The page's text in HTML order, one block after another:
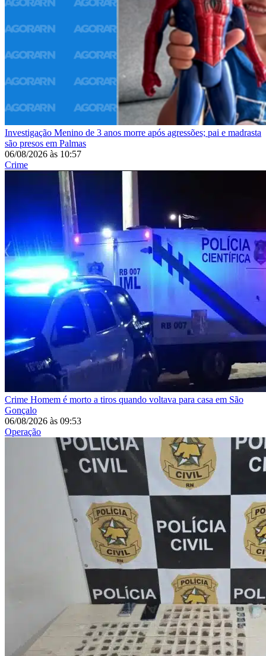
Investigação Menino de 3 anos morre após agressões; pai e madrasta
são presos em Palmas
06/08/2026 às 10:57
Crime
Crime Homem é morto a tiros quando voltava para casa em São
Gonçalo
06/08/2026 às 09:53
Operação